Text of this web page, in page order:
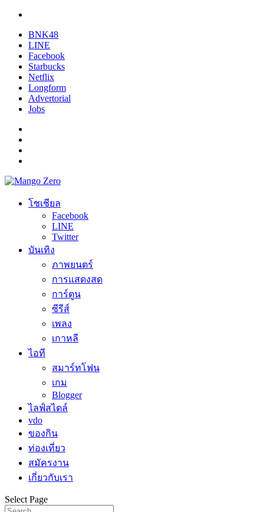
BNK48
LINE
Facebook
Starbucks
Netflix
Longform
Advertorial
Jobs
โซเชียล
Facebook
LINE
Twitter
บันเทิง
ภาพยนตร์
การแสดงสด
การ์ตูน
ซีรีส์
เพลง
เกาหลี
ไอที
สมาร์ทโฟน
เกม
Blogger
ไลฟ์สไตล์
vdo
ของกิน
ท่องเที่ยว
สมัครงาน
เกี่ยวกับเรา
Select Page